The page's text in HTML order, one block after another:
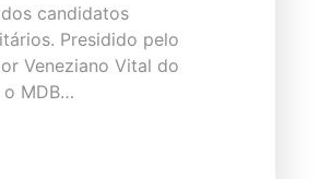
candidatos
Presidido pelo
Veneziano Vital do
o MDB…